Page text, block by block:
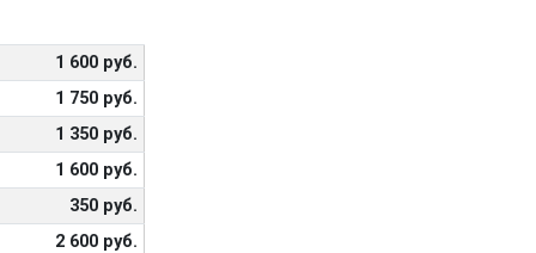
1 600 руб.
1 750 руб.
1 350 руб.
1 600 руб.
350 руб.
2 600 руб.